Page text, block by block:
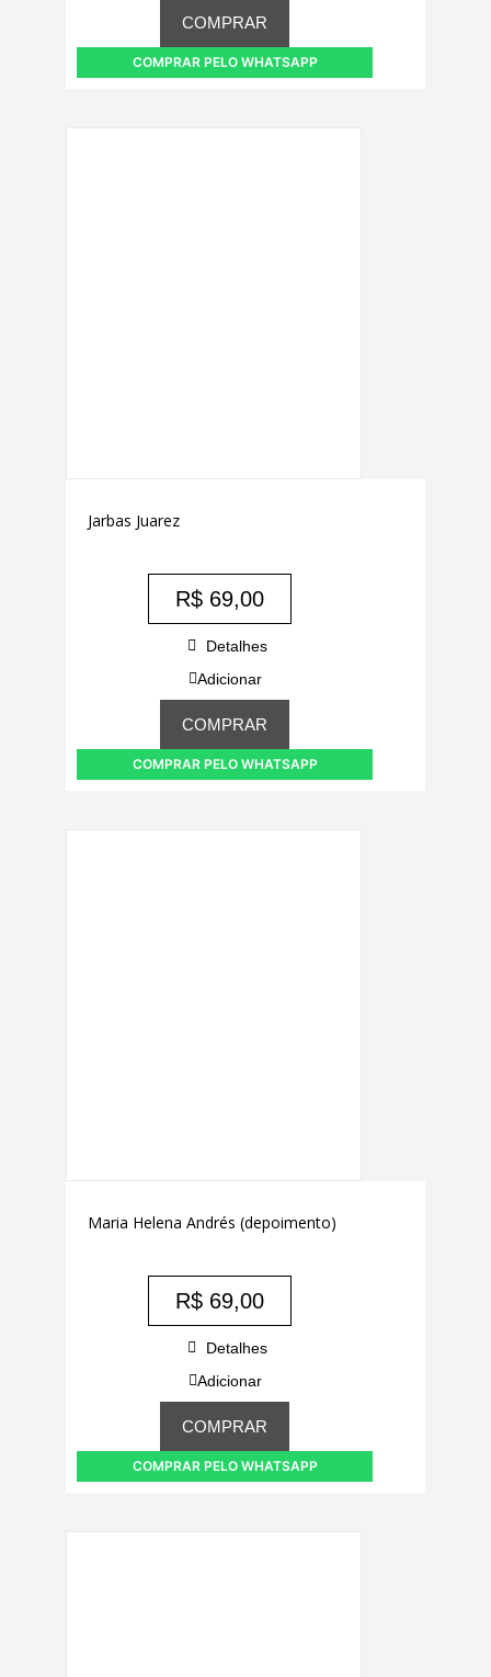
COMPRAR
COMPRAR PELO WHATSAPP
Jarbas Juarez
R$69,00
Detalhes
Adicionar
COMPRAR
COMPRAR PELO WHATSAPP
Maria Helena Andrés (depoimento)
R$69,00
Detalhes
Adicionar
COMPRAR
COMPRAR PELO WHATSAPP